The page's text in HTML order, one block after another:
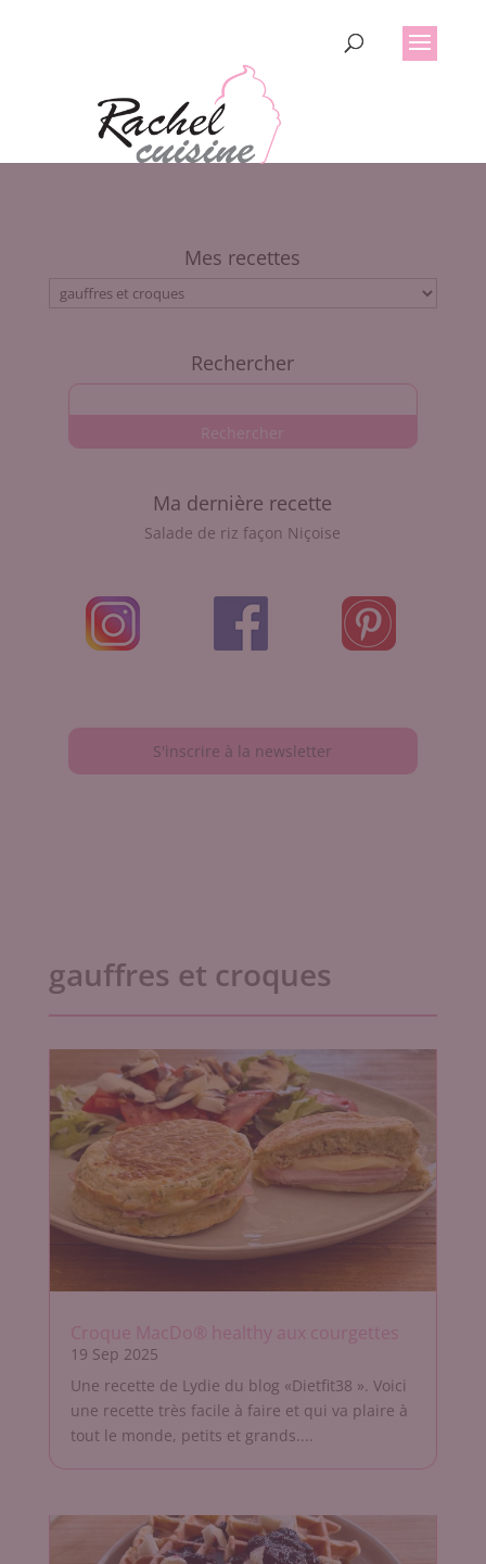
Mes recettes
Mes
Rechercher
Ma dernière recette
Salade de riz façon Niçoise
S'inscrire à la newsletter
gauffres et croques
Croque MacDo® healthy aux courgettes
19 Sep 2025
Une recette de Lydie du blog «Dietfit38 ». Voici
une recette très facile à faire et qui va plaire à
tout le monde, petits et grands....